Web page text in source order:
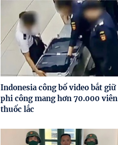
Indonesia công bố video bắt giữ
phi công mang hơn 70.000 viên
thuốc lắc